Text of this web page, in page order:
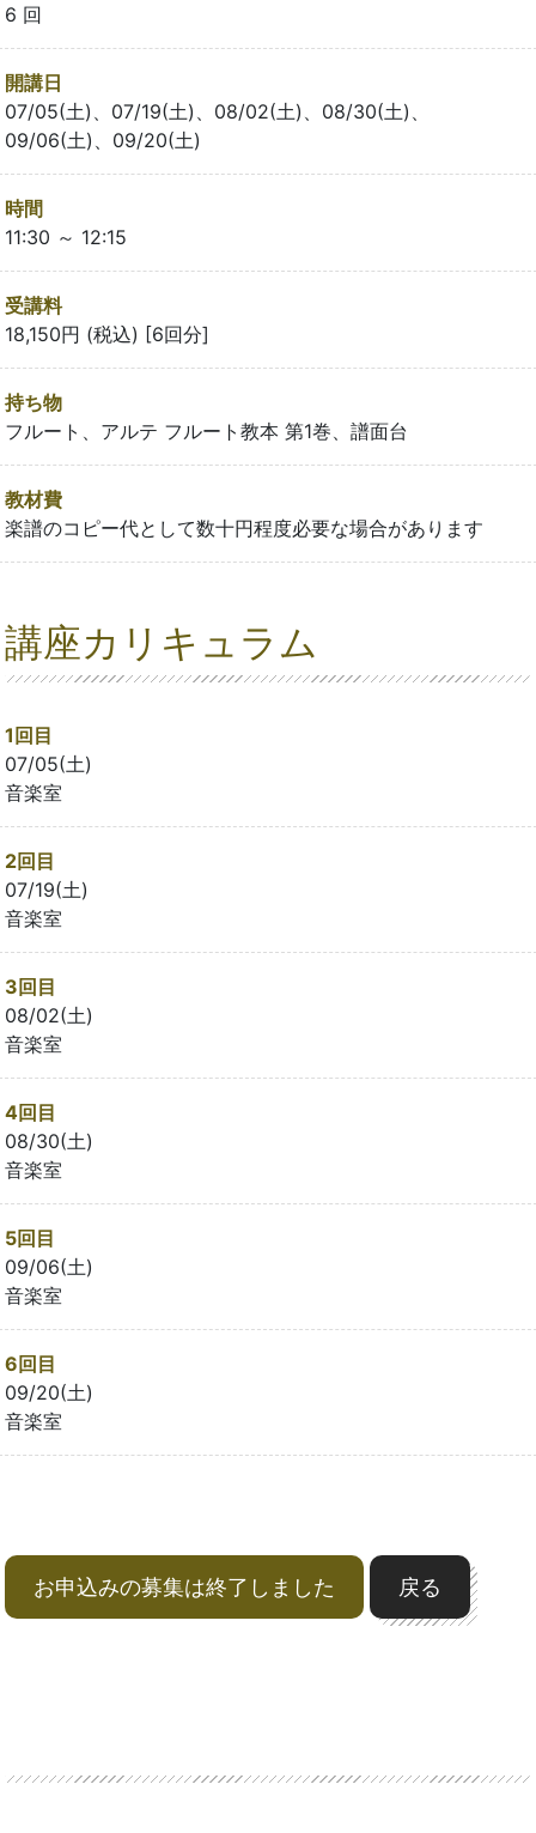
6 回
開講日
07/05(土)、07/19(土)、08/02(土)、08/30(土)、
09/06(土)、09/20(土)
時間
11:30 ～ 12:15
受講料
18,150円 (税込) [6回分]
持ち物
フルート、アルテ フルート教本 第1巻、譜面台
教材費
楽譜のコピー代として数十円程度必要な場合があります
講座カリキュラム
1回目
07/05(土)
音楽室
2回目
07/19(土)
音楽室
3回目
08/02(土)
音楽室
4回目
08/30(土)
音楽室
5回目
09/06(土)
音楽室
6回目
09/20(土)
音楽室
お申込みの募集は終了しました 戻る